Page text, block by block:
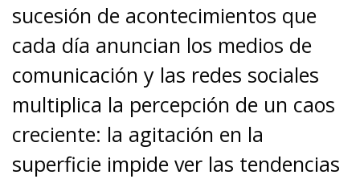
sucesión de acontecimientos que
cada día anuncian los medios de
comunicación y las redes sociales
multiplica la percepción de un caos
creciente: la agitación en la
superficie impide ver las tendencias